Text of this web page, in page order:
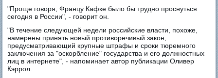
"Проще говоря, Францу Кафке было бы трудно проснуться
сегодня в России", - говорит он.
"В течение следующей недели российские власти, похоже,
намерены принять новый противоречивый закон,
предусматривающий крупные штрафы и сроки тюремного
заключения за "оскорбление" государства и его должностных
лиц в интернете", - напоминает автор публикации Оливер
Кэррол.